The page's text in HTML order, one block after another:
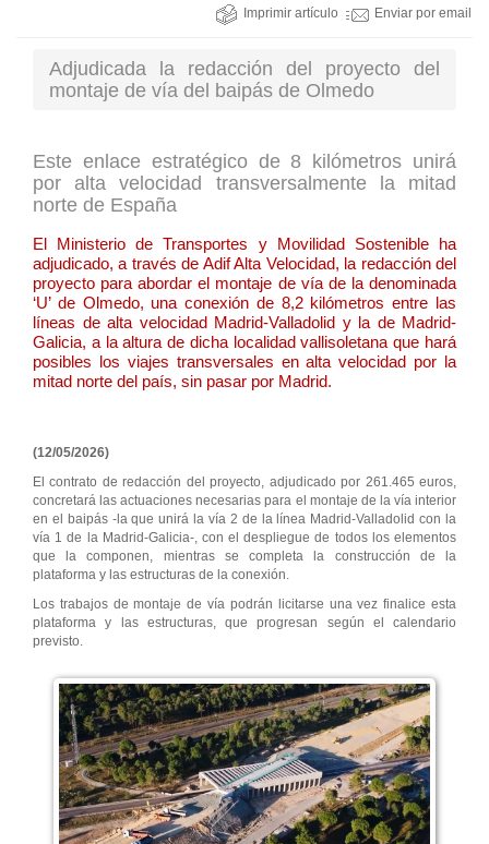
Imprimir artículo Enviar por email
Adjudicada la redacción del proyecto del
montaje de vía del baipás de Olmedo
Este enlace estratégico de 8 kilómetros unirá
por alta velocidad transversalmente la mitad
norte de España
El Ministerio de Transportes y Movilidad Sostenible ha
adjudicado, a través de Adif Alta Velocidad, la redacción del
proyecto para abordar el montaje de vía de la denominada
‘U’ de Olmedo, una conexión de 8,2 kilómetros entre las
líneas de alta velocidad Madrid-Valladolid y la de Madrid-
Galicia, a la altura de dicha localidad vallisoletana que hará
posibles los viajes transversales en alta velocidad por la
mitad norte del país, sin pasar por Madrid.
(12/05/2026)
El contrato de redacción del proyecto, adjudicado por 261.465 euros,
concretará las actuaciones necesarias para el montaje de la vía interior
en el baipás -la que unirá la vía 2 de la línea Madrid-Valladolid con la
vía 1 de la Madrid-Galicia-, con el despliegue de todos los elementos
que la componen, mientras se completa la construcción de la
plataforma y las estructuras de la conexión.
Los trabajos de montaje de vía podrán licitarse una vez finalice esta
plataforma y las estructuras, que progresan según el calendario
previsto.